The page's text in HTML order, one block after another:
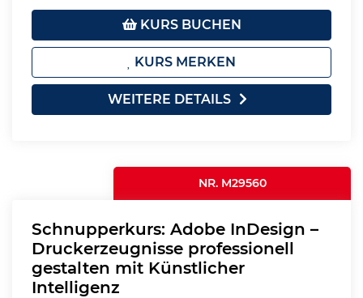
KURS BUCHEN
KURS MERKEN
WEITERE DETAILS
NR. M29560
Schnupperkurs: Adobe InDesign –
Druckerzeugnisse professionell
gestalten mit Künstlicher
Intelligenz